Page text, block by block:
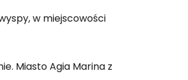
w miejscowości
Miasto Agia Marina z